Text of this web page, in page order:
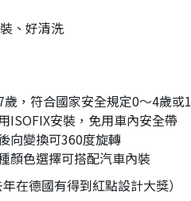
、好清洗
，符合國家安全規定0～4歲
ISOFIX安裝，免用車內安全帶
向變換可360度旋轉
顏色選擇可搭配汽車內裝
在德國有得到紅點設計大獎）